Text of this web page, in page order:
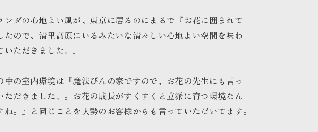
ンダの心地よい風が、東京に居るのにまるで『お花に囲まれて
たので、清里高原にいるみたいな清々しい心地よい空間を味わ
いただきました。』
中の室内環境は『魔法びんの家ですので、お花の先生にも言っ
ただきました、。お花の成長がすくすくと立派に育つ環境なん
ね。』
と同じことを大勢のお客様からも言っていただいてます。